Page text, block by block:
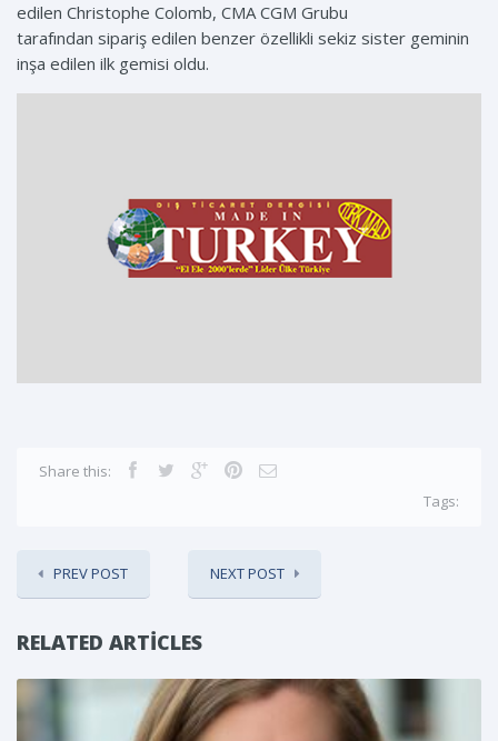
edilen Christophe Colomb, CMA CGM Grubu
tarafından sipariş edilen benzer özellikli sekiz sister geminin
inşa edilen ilk gemisi oldu.
Share this:
Tags:
PREV POST NEXT POST
RELATED ARTICLES